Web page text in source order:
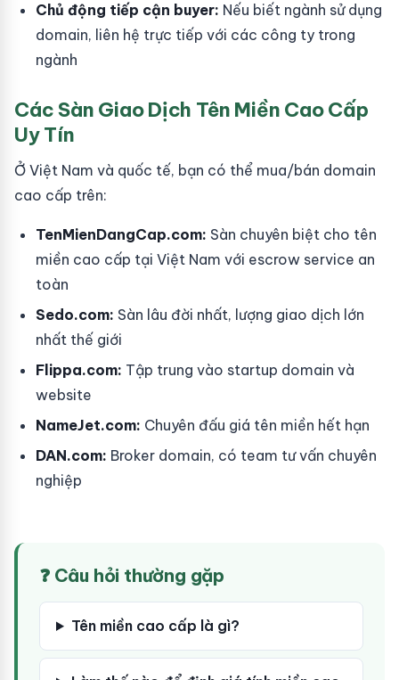
Chủ động tiếp cận buyer: Nếu biết ngành sử dụng
domain, liên hệ trực tiếp với các công ty trong
ngành
Các Sàn Giao Dịch Tên Miền Cao Cấp
Uy Tín
Ở Việt Nam và quốc tế, bạn có thể mua/bán domain
cao cấp trên:
TenMienDangCap.com: Sàn chuyên biệt cho tên
miền cao cấp tại Việt Nam với escrow service an
toàn
Sedo.com: Sàn lâu đời nhất, lượng giao dịch lớn
nhất thế giới
Flippa.com: Tập trung vào startup domain và
website
NameJet.com: Chuyên đấu giá tên miền hết hạn
DAN.com: Broker domain, có team tư vấn chuyên
nghiệp
❓ Câu hỏi thường gặp
Tên miền cao cấp là gì?